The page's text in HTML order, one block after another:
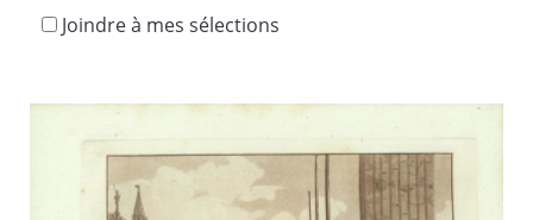
Joindre à mes sélections